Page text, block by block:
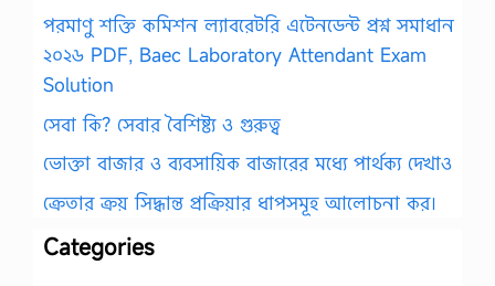
পরমাণু শক্তি কমিশন ল্যাবরেটরি এটেনডেন্ট প্রশ্ন সমাধান
২০২৬ PDF, Baec Laboratory Attendant Exam
Solution
সেবা কি? সেবার বৈশিষ্ট্য ও গুরুত্ব
ভোক্তা বাজার ও ব্যবসায়িক বাজারের মধ্যে পার্থক্য দেখাও
ক্রেতার ক্রয় সিদ্ধান্ত প্রক্রিয়ার ধাপসমূহ আলোচনা কর।
Categories